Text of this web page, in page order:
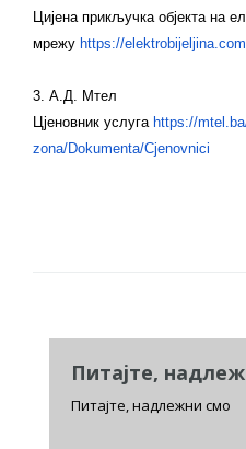
Цијена прикључка објекта на
мрежу https://
3. А.Д. Мтел
Цјеновник услуга https://
zona/Dokumenta/Cjenovnici
Питајте,
Питајте, надлежни смо